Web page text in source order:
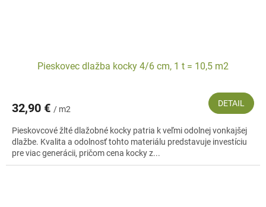
Pieskovec dlažba kocky 4/6 cm, 1 t = 10,5 m2
32,90 € / m2
DETAIL
Pieskovcové žlté dlažobné kocky patria k veľmi odolnej vonkajšej
dlažbe. Kvalita a odolnosť tohto materiálu predstavuje investíciu
pre viac generácii, pričom cena kocky z...